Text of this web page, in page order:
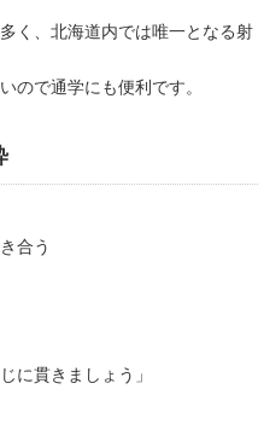
く、北海道内では唯一となる射
ので通学にも便利です。
合う
に貫きましょう」